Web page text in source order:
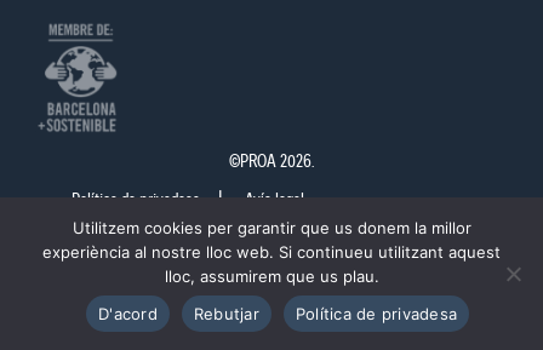
©PROA 2026.
Política de privadesa Avís legal
Utilitzem cookies per garantir que us donem la millor
experiència al nostre lloc web. Si continueu utilitzant aquest
lloc, assumirem que us plau.
D'acord
Rebutjar Política de privadesa